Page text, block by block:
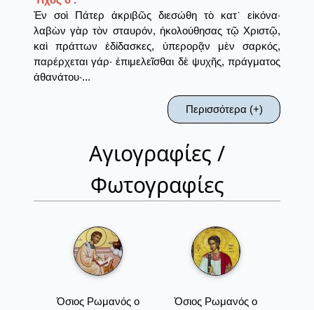
Ἐν σοὶ Πάτερ ἀκριβῶς διεσώθη τὸ κατ᾽ εἰκόνα·
λαβὼν γὰρ τὸν σταυρόν, ἠκολούθησας τῷ Χριστῷ,
καὶ πράττων ἐδίδασκες, ὑπερορᾷν μὲν σαρκός,
παρέρχεται γάρ· ἐπιμελεῖσθαι δὲ ψυχῆς, πράγματος
ἀθανάτoυ·...
Περισσότερα (+)
Αγιογραφίες /
Φωτογραφίες
Όσιος Ρωμανός ο
Όσιος Ρωμανός ο